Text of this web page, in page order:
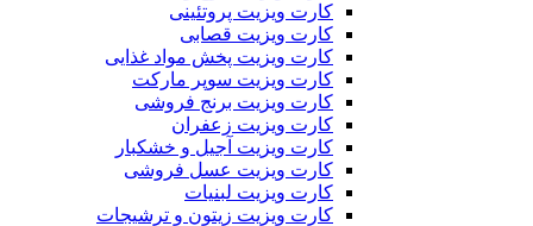
کارت ویزیت پروتئینی
کارت ویزیت قصابی
کارت ویزیت پخش مواد غذایی
کارت ویزیت سوپر مارکت
کارت ویزیت برنج فروشی
کارت ویزیت زعفران
کارت ویزیت آجیل و خشکبار
کارت ویزیت عسل فروشی
کارت ویزیت لبنیات
کارت ویزیت زیتون و ترشیجات